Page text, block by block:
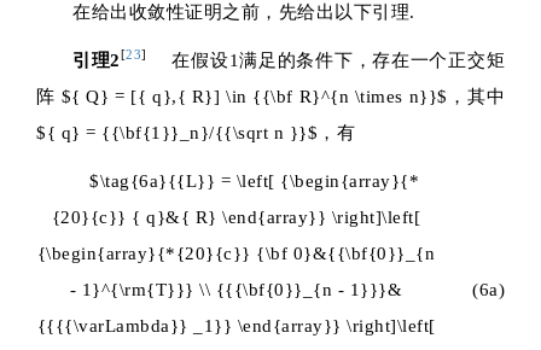
在给出收敛性证明之前，先给出以下引理.
引理2[23]
在假设1满足的条件下，存在一个正交矩
阵 ${ Q} = [{ q},{ R}] \in {{\bf R}^{n \times n}}$ ，其中
${ q} = {{\bf{1}}_n}/{{\sqrt n }}$ ，有
$\tag{6a}{{L}} = \left[ {\begin{array}{*
{20}{c}} { q}&{ R} \end{array}} \right]\left[
{\begin{array}{*{20}{c}} {\bf 0}&{{\bf{0}}_{n
- 1}^{\rm{T}}} \\ {{{\bf{0}}_{n - 1}}}&
{{{{\varLambda}} _1}} \end{array}} \right]\left[
(6a)